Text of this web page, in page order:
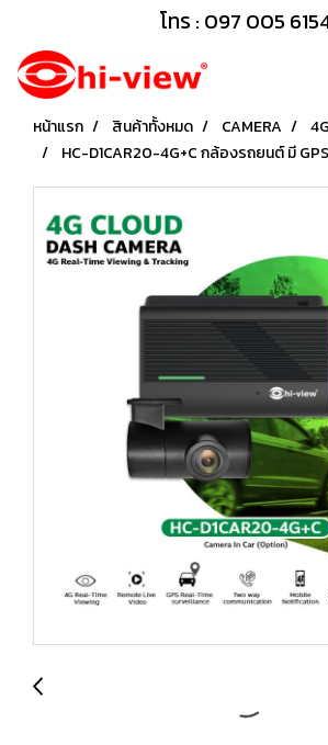
โทร : 097 005
หน้าแรก สินค้าทั้งหมด CAMERA
HC-D1CAR20-4G+C กล้องรถยนต์ มี GPS